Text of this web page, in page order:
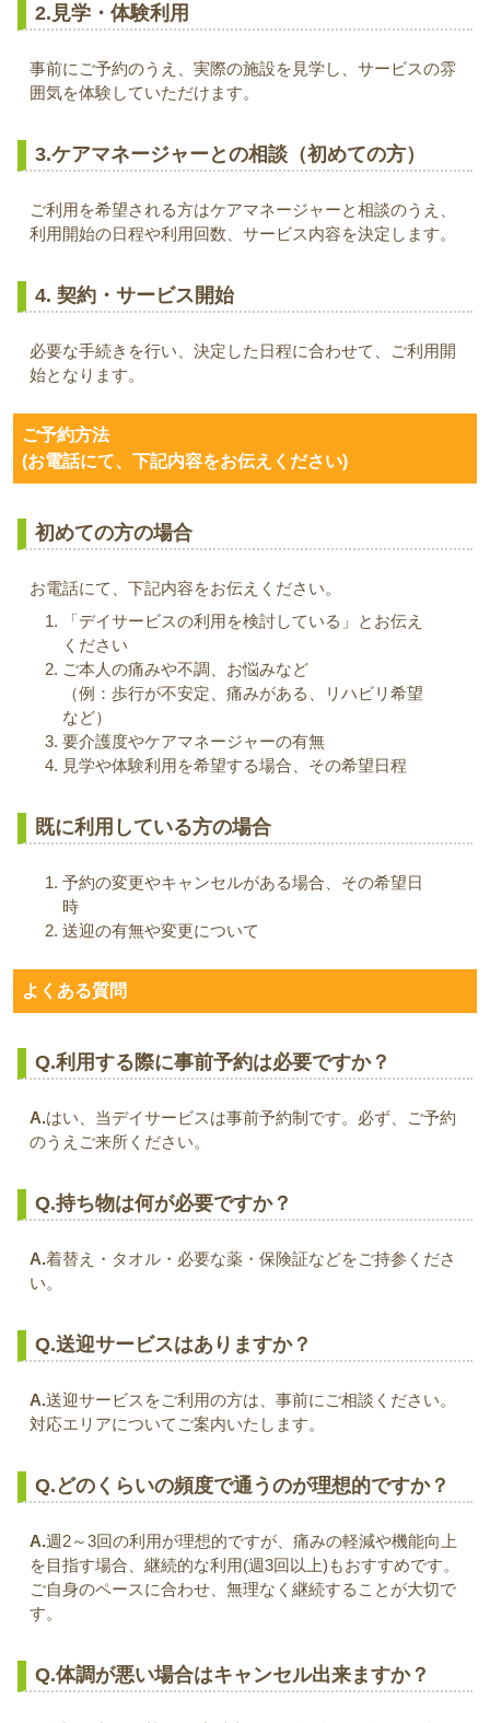
2.見学・体験利用
事前にご予約のうえ、実際の施設を見学し、サービスの雰
囲気を体験していただけます。
3.ケアマネージャーとの相談（初めての方）
ご利用を希望される方はケアマネージャーと相談のうえ、
利用開始の日程や利用回数、サービス内容を決定します。
4. 契約・サービス開始
必要な手続きを行い、決定した日程に合わせて、ご利用開
始となります。
ご予約方法
(お電話にて、下記内容をお伝えください)
初めての方の場合
お電話にて、下記内容をお伝えください。
「デイサービスの利用を検討している」とお伝え
ください
ご本人の痛みや不調、お悩みなど
（例：歩行が不安定、痛みがある、リハビリ希望
など）
要介護度やケアマネージャーの有無
見学や体験利用を希望する場合、その希望日程
既に利用している方の場合
予約の変更やキャンセルがある場合、その希望日
時
送迎の有無や変更について
よくある質問
Q.利用する際に事前予約は必要ですか？
A.はい、当デイサービスは事前予約制です。必ず、ご予約
のうえご来所ください。
Q.持ち物は何が必要ですか？
A.着替え・タオル・必要な薬・保険証などをご持参くださ
い。
Q.送迎サービスはありますか？
A.送迎サービスをご利用の方は、事前にご相談ください。
対応エリアについてご案内いたします。
Q.どのくらいの頻度で通うのが理想的ですか？
A.週2～3回の利用が理想的ですが、痛みの軽減や機能向上
を目指す場合、継続的な利用(週3回以上)もおすすめです。
ご自身のペースに合わせ、無理なく継続することが大切で
す。
Q.体調が悪い場合はキャンセル出来ますか？